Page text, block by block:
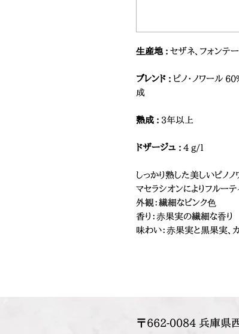
⽣産地 : セザネ、フォンテ
ブレンド : ピノ・ノワール
成
熟成 : 3年以上
ドザージュ : 4 g/l
しっかり熟した美しいピノ
マセラシオンによりフルー
外観：繊細なピンク⾊
香り：⾚果実の繊細な⾹り
味わい：⾚果実と黒果実、
〒662-0084 兵庫県西